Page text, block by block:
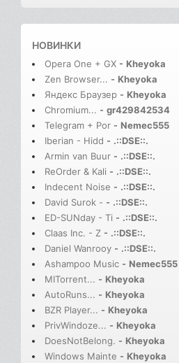
НОВИНКИ
Opera One + GX - Kheyoka
Zen Browser... - Kheyoka
Яндекс Браузер - Kheyoka
Chromium... - gr429842534
Telegram + Por - Nemec555
Iberian - Hidd - .::DSE::.
Armin van Buur - .::DSE::.
ReOrder & Kali - .::DSE::.
Indecent Noise - .::DSE::.
David Surok - - .::DSE::.
ED-SUNday - Ti - .::DSE::.
Claas Inc. - Z - .::DSE::.
Daniel Wanrooy - .::DSE::.
Ashampoo Music - Nemec555
MITorrent... - Kheyoka
AutoRuns... - Kheyoka
BZR Player... - Kheyoka
PrivWindoze... - Kheyoka
DoesNotBelong. - Kheyoka
Windows Mainte - Kheyoka